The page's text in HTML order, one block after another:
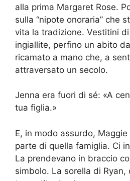
alla prima Margaret Rose.
sulla “nipote onoraria” che
vita la tradizione. Vestitini
ingiallite, perfino un abito
ricamato a mano che, a
attraversato un secolo.
Jenna era fuori di sé: «A
tua figlia.»
E, in modo assurdo,
parte di quella famiglia. Ci
La prendevano in braccio
simbolo. La sorella di Ryan,